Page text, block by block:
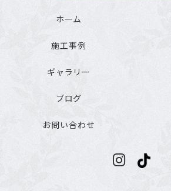
ホーム
施工事例
ギャラリー
ブログ
お問い合わせ